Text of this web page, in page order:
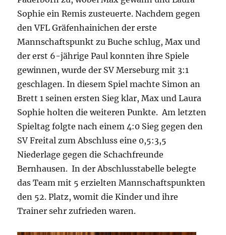
Sophie ein Remis zusteuerte. Nachdem gegen
den VFL Gräfenhainichen der erste
Mannschaftspunkt zu Buche schlug, Max und
der erst 6-jährige Paul konnten ihre Spiele
gewinnen, wurde der SV Merseburg mit 3:1
geschlagen. In diesem Spiel machte Simon an
Brett 1 seinen ersten Sieg klar, Max und Laura
Sophie holten die weiteren Punkte. Am letzten
Spieltag folgte nach einem 4:0 Sieg gegen den
SV Freital zum Abschluss eine 0,5:3,5
Niederlage gegen die Schachfreunde
Bernhausen. In der Abschlusstabelle belegte
das Team mit 5 erzielten Mannschaftspunkten
den 52. Platz, womit die Kinder und ihre
Trainer sehr zufrieden waren.